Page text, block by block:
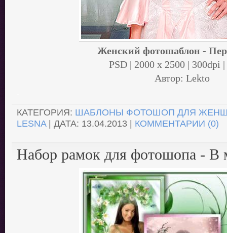
Женский фотошаблон -
PSD | 2000 x 2500 | 300dpi
Автор: Lekto
КАТЕГОРИЯ: ШАБЛОНЫ ФОТОШОП ДЛЯ
LESNA| ДАТА: 13.04.2013 | КОММЕНТАРИИ (0)
Набор рамок для фотошопа - В